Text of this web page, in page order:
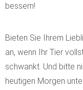
bessern!
Bieten Sie Ihrem
an, wenn Ihr Tier
schwankt. Und bitte
heutigen Morgen